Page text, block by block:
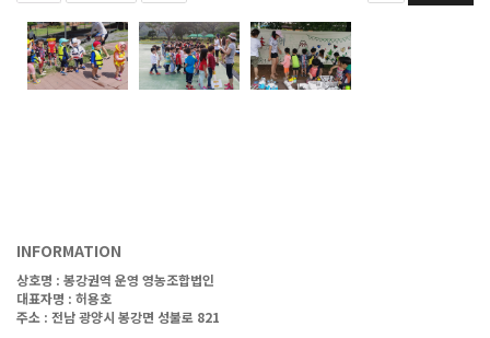
INFORMATION
상호명 : 봉강권역 운영 영농조합법인
대표자명 : 허용호
주소 : 전남 광양시 봉강면 성불로 821